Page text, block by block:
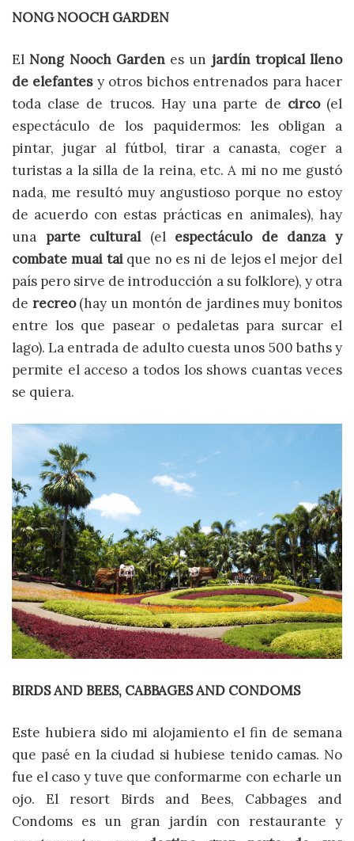
NONG NOOCH GARDEN
El Nong Nooch Gardenes un jardín tropical lleno
de elefantesy otros bichos entrenados para hacer
toda clase de trucos. Hay una parte de circo(el
espectáculo de los paquidermos: les obligan a
pintar, jugar al fútbol, tirar a canasta, coger a
turistas a la silla de la reina, etc. A mi no me gustó
nada, me resultó muy angustioso porque no estoy
de acuerdo con estas prácticas en animales), hay
una parte cultural(el espectáculo de danza y
combate muai taique no es ni de lejos el mejor del
país pero sirve de introducción a su folklore), y otra
de recreo(hay un montón de jardines muy bonitos
entre los que pasear o pedaletas para surcar el
lago). La entrada de adulto cuesta unos 500 baths y
permite el acceso a todos los shows cuantas veces
se quiera.
BIRDS AND BEES, CABBAGES AND CONDOMS
Este hubiera sido mi alojamiento el fin de semana
que pasé en la ciudad si hubiese tenido camas. No
fue el caso y tuve que conformarme con echarle un
ojo. El resort Birds and Bees, Cabbages and
Condoms es un gran jardín con restaurante y